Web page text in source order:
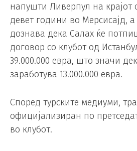
напушти Ливерпул на крајот
девет години во Мерсисајд,
дознава дека Салах ќе
договор со клубот од
39.000.000 евра, што значи
заработува 13.000.000 евра.
Според турските медиуми,
официјализиран по
во клубот.